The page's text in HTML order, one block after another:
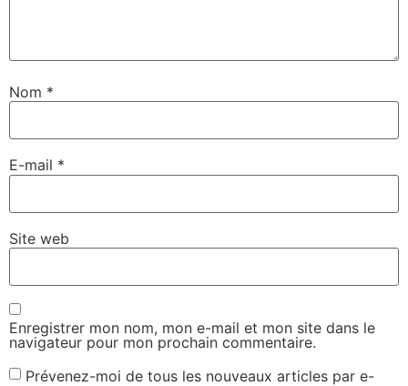
Nom *
E-mail *
Site web
Enregistrer mon nom, mon e-mail et mon site dans le
navigateur pour mon prochain commentaire.
Prévenez-moi de tous les nouveaux articles par e-